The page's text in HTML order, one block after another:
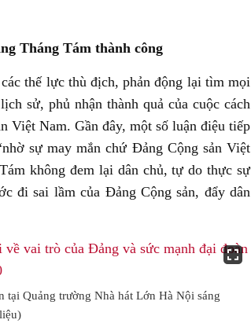
Tháng Tám thành công
thế lực thù địch, phản động lại tìm mọi
sử, phủ nhận thành quả của cuộc cách
Việt Nam. Gần đây, một số luận điệu tiếp
sự may mắn chứ Đảng Cộng sản Việt
không đem lại dân chủ, tự do thực sự
đi sai lầm của Đảng Cộng sản, đẩy dân
Quảng trường Nhà hát Lớn Hà Nội sáng